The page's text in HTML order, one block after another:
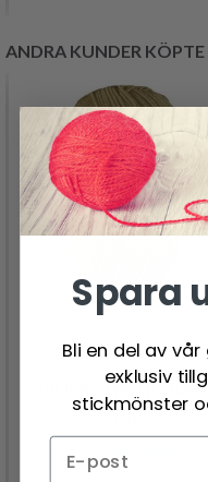
ANDRA KUNDER KÖPTE
VIKING TREND
MERINO
76.95 SEK
Spara
Bli en del av
exklusiv
stickmönster